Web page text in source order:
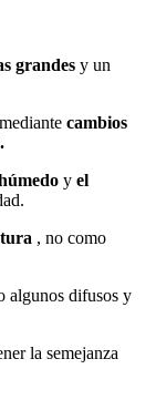
grandes y un
cambios
y el
, no como
algunos difusos y
la semejanza